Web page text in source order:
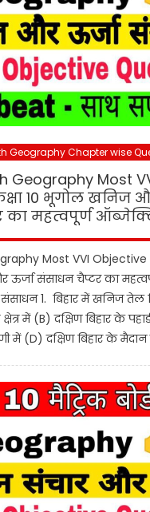
Geography Chapter wise
Geography Most
10 भूगोल खनिज
का महत्वपूर्ण
Most VVI Objective
संसाधन चैप्टर का
1. बिहार में खनिज
में (B) दक्षिण बिहार के
में (D) दक्षिण बिहार के